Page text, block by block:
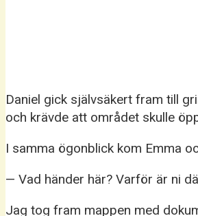
Daniel gick självsäkert fram till
och krävde att området skulle
I samma ögonblick kom Emma
— Vad händer här? Varför är ni
Jag tog fram mappen med